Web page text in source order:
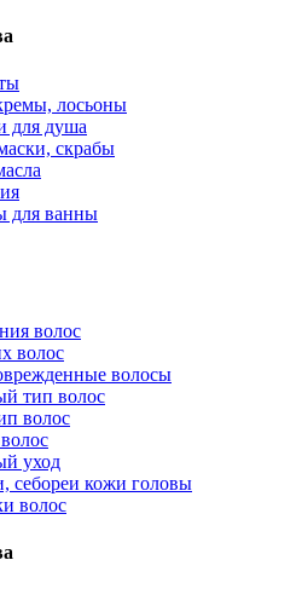
лосьоны
для душа
скрабы
для ванны
волос
волос
волосы
тип волос
волос
уход
себореи кожи головы
волос